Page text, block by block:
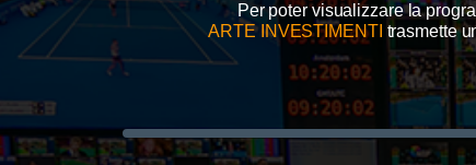
Per poter visualizzare la
ARTE INVESTIMENTI trasmette